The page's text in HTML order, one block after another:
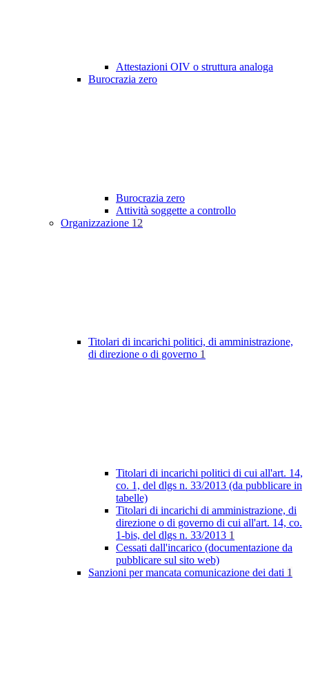
Attestazioni OIV o struttura analoga
Burocrazia zero
Burocrazia zero
Attività soggette a controllo
Organizzazione 12
Titolari di incarichi politici, di amministrazione,
di direzione o di governo 1
Titolari di incarichi politici di cui all'art. 14,
co. 1, del dlgs n. 33/2013 (da pubblicare in
tabelle)
Titolari di incarichi di amministrazione, di
direzione o di governo di cui all'art. 14, co.
1-bis, del dlgs n. 33/2013 1
Cessati dall'incarico (documentazione da
pubblicare sul sito web)
Sanzioni per mancata comunicazione dei dati 1